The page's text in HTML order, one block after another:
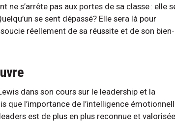
ne s’arrête pas aux portes de sa classe : elle
se sent dépassé? Elle sera là pour
réellement de sa réussite et de son bien-
dans son cours sur le leadership et la
que l’importance de l’intelligence
est de plus en plus reconnue et